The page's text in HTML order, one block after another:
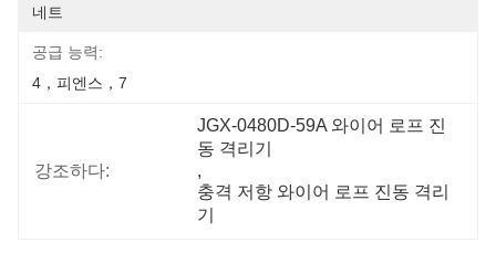
네트
공급 능력:
4，피엔스，7
강조하다:
JGX-0480D-59A 와이어 로프 진
동 격리기
,
충격 저항 와이어 로프 진동 격리
기